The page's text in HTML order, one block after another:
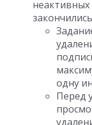
одну
Перед